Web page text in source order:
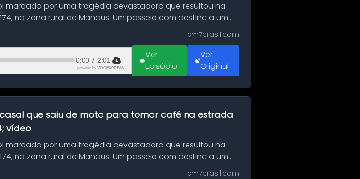
marcado por uma tragédia devastadora que resultou na
na zona rural de Manaus. Um passeio com destino a um
cm7brasil.com
0:00 / 2:01
powered by VOICEXPRESS
Ver
Episódio
Ver
Original
que saiu de moto para tomar café na estrada
vídeo
marcado por uma tragédia devastadora que resultou na
na zona rural de Manaus. Um passeio com destino a um
cm7brasil.com